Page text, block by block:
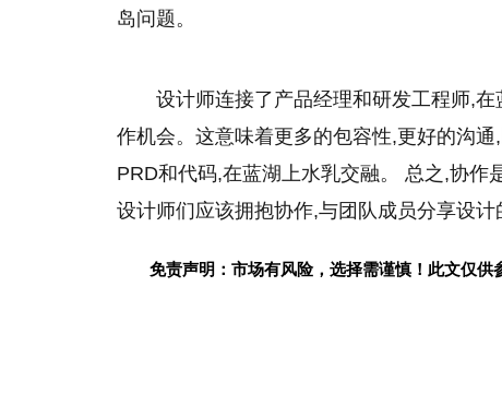
岛问题。
设计师连接了产品经理和研发工程师,
作机会。这意味着更多的包容性,更好的沟通
PRD和代码,在蓝湖上水乳交融。 总之,协作
设计师们应该拥抱协作,与团队成员分享设
免责声明：市场有风险，选择需谨慎！此文仅供